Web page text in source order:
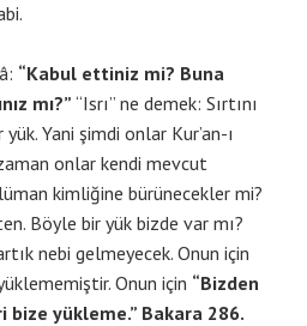
“Kabul ettiniz mi? Buna
mı?” “Isrı” ne demek: Sırtını
Yani şimdi onlar Kur’an-ı
onlar kendi mevcut
kimliğine bürünecekler mi?
Böyle bir yük bizde var mı?
nebi gelmeyecek. Onun için
Onun için “Bizden
bize yükleme.” Bakara 286.